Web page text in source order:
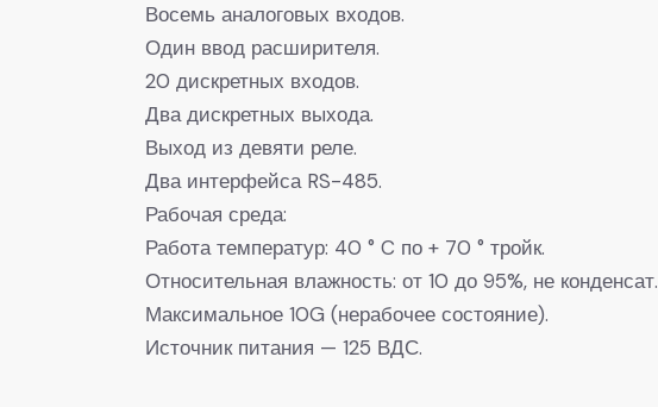
Восемь аналоговых входов.
Один ввод расширителя.
20 дискретных входов.
Два дискретных выхода.
Выход из девяти реле.
Два интерфейса RS-485.
Рабочая среда:
Работа температур: 40 ° C по + 70 ° тройк.
Относительная влажность: от 10 до 95%, не конденсат.
Максимальное 10G (нерабочее состояние).
Источник питания — 125 ВДС.